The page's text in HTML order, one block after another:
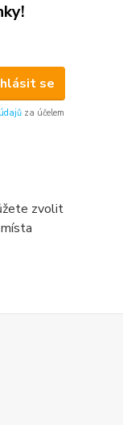
se
za účelem
zvolit